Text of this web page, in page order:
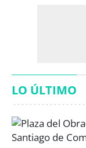
LO ÚLTIMO